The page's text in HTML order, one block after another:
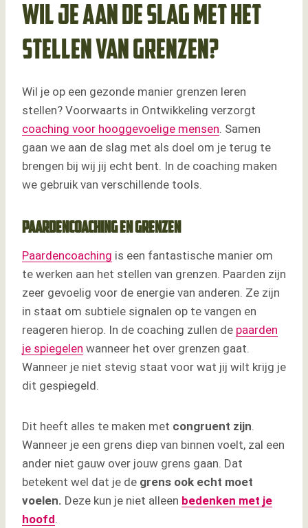
Wil je aan de slag met het
stellen van grenzen?
Wil je op een gezonde manier grenzen leren
stellen? Voorwaarts in Ontwikkeling verzorgt
coaching voor hooggevoelige mensen. Samen
gaan we aan de slag met als doel om je terug te
brengen bij wij jij echt bent. In de coaching maken
we gebruik van verschillende tools.
Paardencoaching en grenzen
Paardencoaching is een fantastische manier om
te werken aan het stellen van grenzen. Paarden zijn
zeer gevoelig voor de energie van anderen. Ze zijn
in staat om subtiele signalen op te vangen en
reageren hierop. In de coaching zullen de paarden
je spiegelen wanneer het over grenzen gaat.
Wanneer je niet stevig staat voor wat jij wilt krijg je
dit gespiegeld.
Dit heeft alles te maken met congruent zijn.
Wanneer je een grens diep van binnen voelt, zal een
ander niet gauw over jouw grens gaan. Dat
betekent wel dat je de grens ook echt moet
voelen. Deze kun je niet alleen bedenken met je
hoofd.